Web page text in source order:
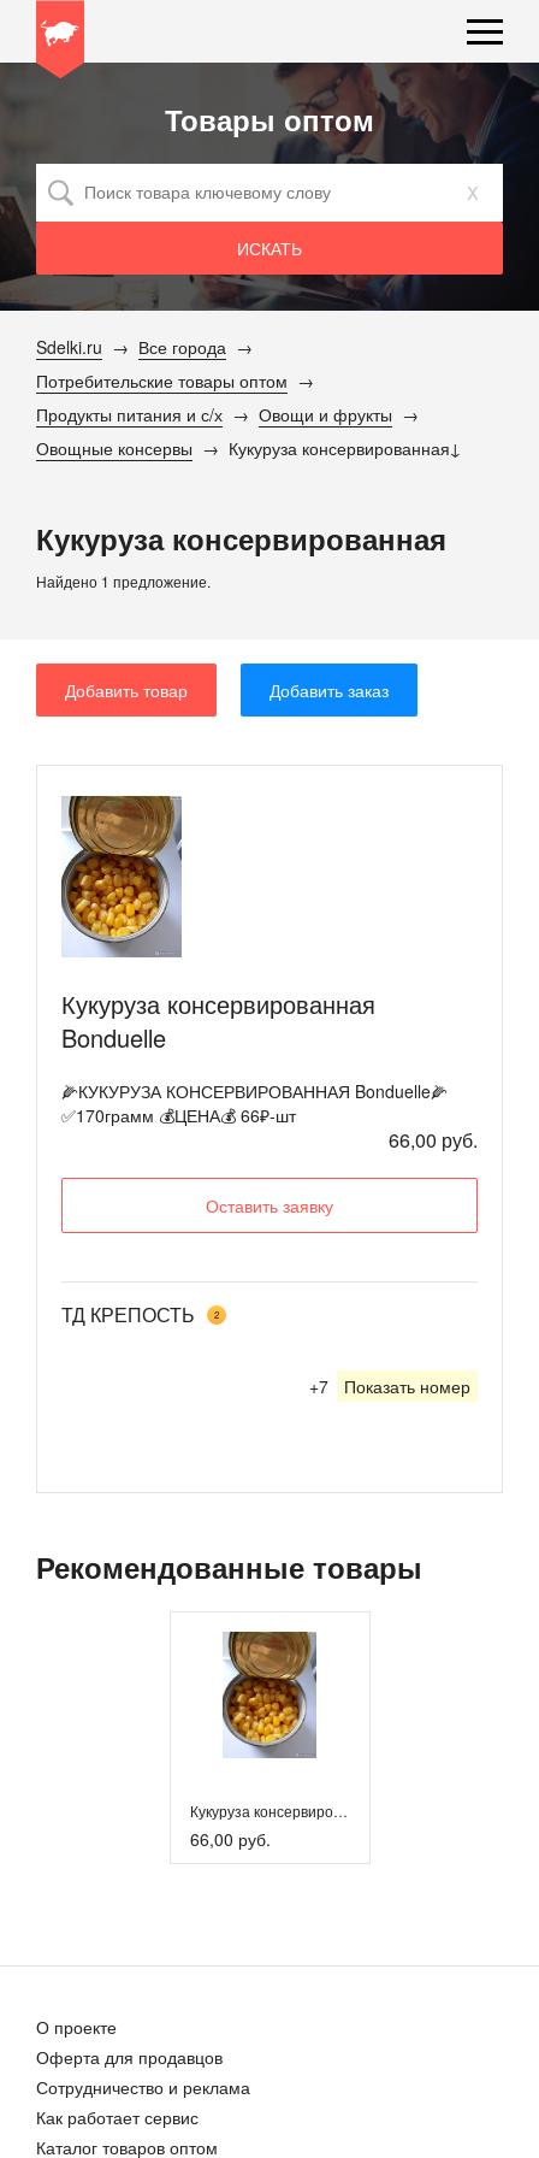
Товары оптом
x
Sdelki.ru
Все города
Потребительские товары оптом
Продукты питания и с/х
Овощи и фрукты
Овощные консервы
Кукуруза консервированная
Кукуруза консервированная
Найдено 1 предложение.
Добавить товар Добавить заказ
Кукуруза консервированная
Bonduelle
🌽КУКУРУЗА КОНСЕРВИРОВАННАЯ Bonduelle🌽
✅170грамм 💰ЦЕНА💰 66₽-шт
66,00 руб.
Оставить заявку
ТД КРЕПОСТЬ 2
+7 Показать номер
Рекомендованные товары
Кукуруза консервированная Bonduelle
66,00 руб.
О проекте
Оферта для продавцов
Сотрудничество и реклама
Как работает сервис
Каталог товаров оптом